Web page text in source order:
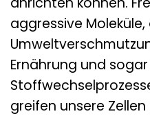
aggressive
Ernährung und
greifen unsere